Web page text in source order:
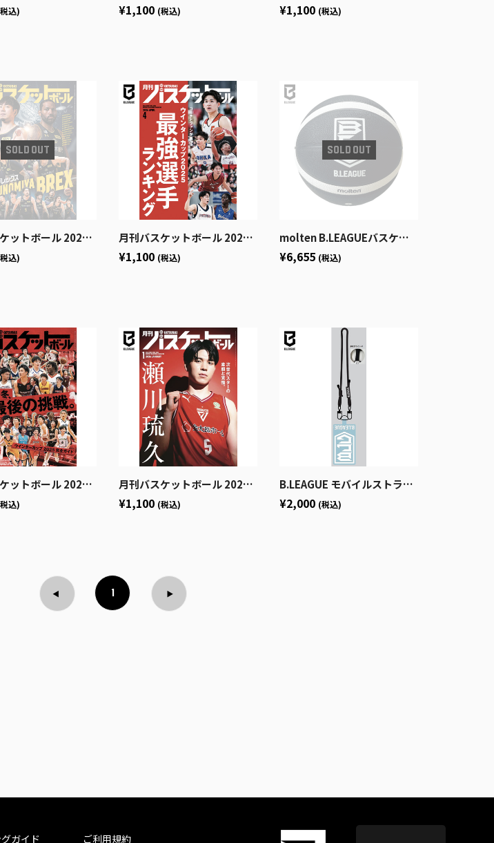
込) ¥1,100 (税込) ¥1,100 (税込)
2026年5月号 (発売日2026年3月25日)
込)
月刊バスケットボール 2026年4月号 (発売日2026年2月25日)
¥1,100 (税込)
molten B.LEAGUEバスケットボール7号球
¥6,655 (税込)
2026年2月号 (発売日2025年12月19日)
込)
月刊バスケットボール 2026年1月号 (発売日2025年11月25日)
¥1,100 (税込)
B.LEAGUE モバイルストラップ
¥2,000 (税込)
1
ガイド ご利用規約